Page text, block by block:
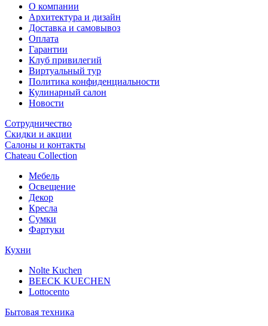
О компании
Архитектура и дизайн
Доставка и самовывоз
Оплата
Гарантии
Клуб привилегий
Виртуальный тур
Политика конфиденциальности
Кулинарный салон
Новости
Сотрудничество
Скидки и акции
Салоны и контакты
Chateau Collection
Мебель
Освещение
Декор
Кресла
Сумки
Фартуки
Кухни
Nolte Kuchen
BEECK KUECHEN
Lottocento
Бытовая техника